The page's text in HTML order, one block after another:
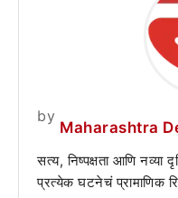
by
Maharashtra
सत्य, निष्पक्षता आणि नव्या
प्रत्येक घटनेचं प्रामाणिक